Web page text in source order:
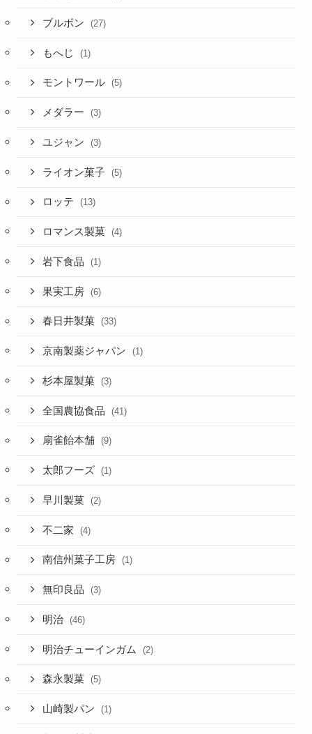
ブルボン (27)
もへじ (1)
モントワール (5)
メダラー (3)
ユジャン (3)
ライオン菓子 (5)
ロッテ (13)
ロマンス製菓 (4)
岩下食品 (1)
果実工房 (6)
春日井製菓 (33)
京南製薬ジャパン (1)
杉本屋製菓 (3)
全国農協食品 (41)
扇雀飴本舗 (9)
太郎フーズ (1)
早川製菓 (2)
不二家 (4)
南信州菓子工房 (1)
無印良品 (3)
明治 (46)
明治チューインガム (2)
森永製菓 (5)
山崎製パン (1)